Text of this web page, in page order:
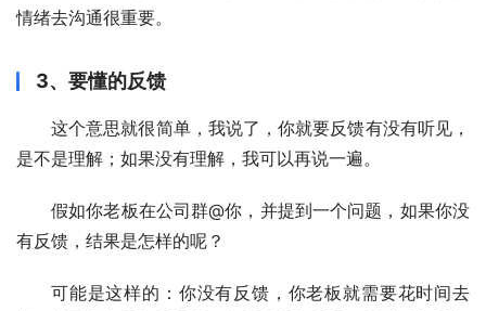
情绪去沟通很重要。
3、要懂的反馈
这个意思就很简单，我说了，你就要反馈有没有听见，
是不是理解；如果没有理解，我可以再说一遍。
假如你老板在公司群@你，并提到一个问题，如果你没
有反馈，结果是怎样的呢？
可能是这样的：你没有反馈，你老板就需要花时间去